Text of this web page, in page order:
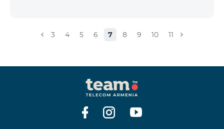
3 4 5 6 7 8 9 10 11